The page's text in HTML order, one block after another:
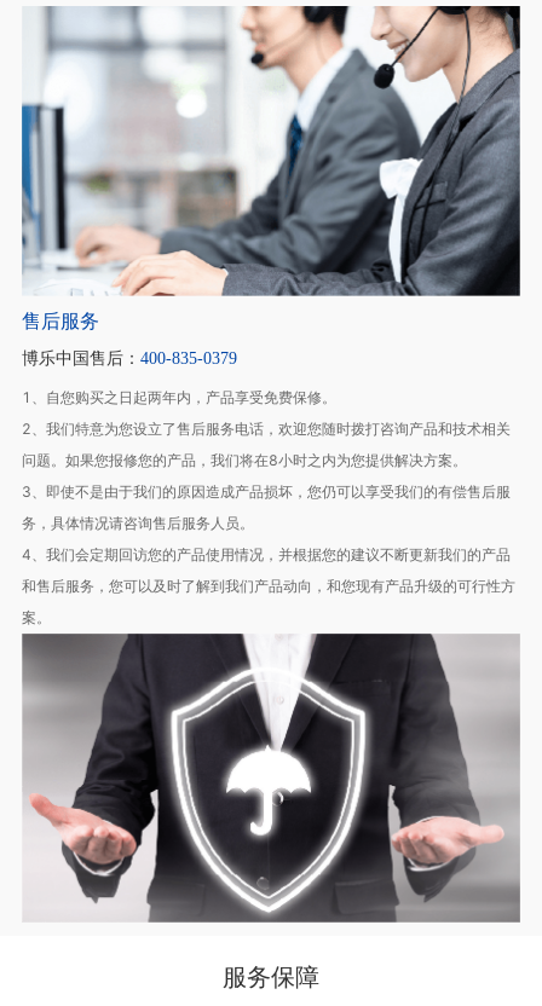
售后服务
博乐中国售后： 400-835-0379
1、自您购买之日起两年内，产品享受免费保修。
2、我们特意为您设立了售后服务电话，欢迎您随时拨打咨询产品和技术相关
问题。如果您报修您的产品，我们将在8小时之内为您提供解决方案。
3、即使不是由于我们的原因造成产品损坏，您仍可以享受我们的有偿售后服
务，具体情况请咨询售后服务人员。
4、我们会定期回访您的产品使用情况，并根据您的建议不断更新我们的产品
和售后服务，您可以及时了解到我们产品动向，和您现有产品升级的可行性方
案。
服务保障